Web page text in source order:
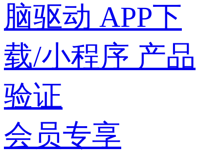
脑驱动 APP下
载/小程序 产品
验证
会员专享